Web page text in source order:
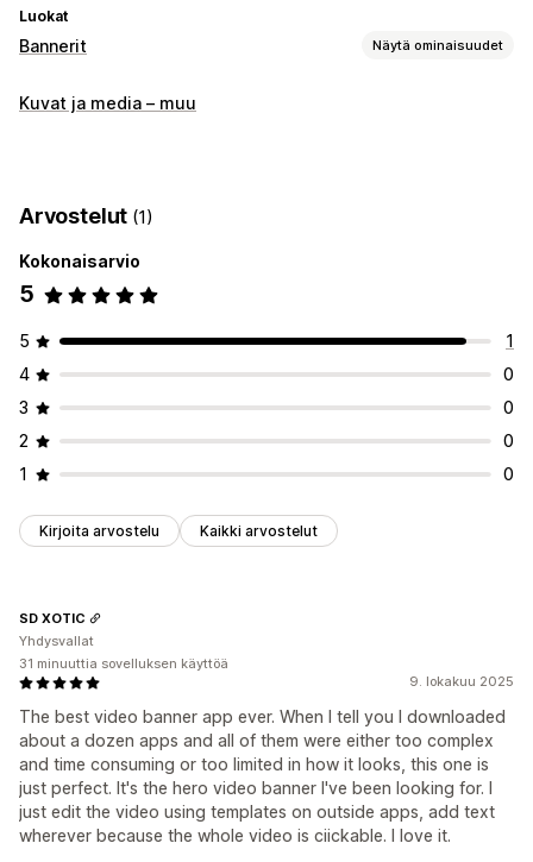
Luokat
Bannerit Näytä ominaisuudet
Bannerin tyyppi
Bannerin sijainti
Kohdentaminen käytöksen perusteella
Kuvat ja media – muu
Arvostelut (1)
Kokonaisarvio
5
5
1
4
0
3
0
2
0
1
0
Kirjoita arvostelu Kaikki arvostelut
9. lokakuu 2025
The best video banner app ever. When I tell you I downloaded
about a dozen apps and all of them were either too complex
and time consuming or too limited in how it looks, this one is
just perfect. It's the hero video banner I've been looking for. I
just edit the video using templates on outside apps, add text
wherever because the whole video is ciickable. I love it.
SD XOTIC
Yhdysvallat
31 minuuttia sovelluksen käyttöä